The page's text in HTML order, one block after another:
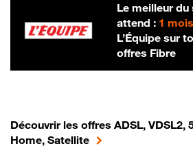
Le meilleur
attend : 1
L’Équipe sur
offres Fibre
Découvrir les offres ADSL, VDSL2,
Home, Satellite